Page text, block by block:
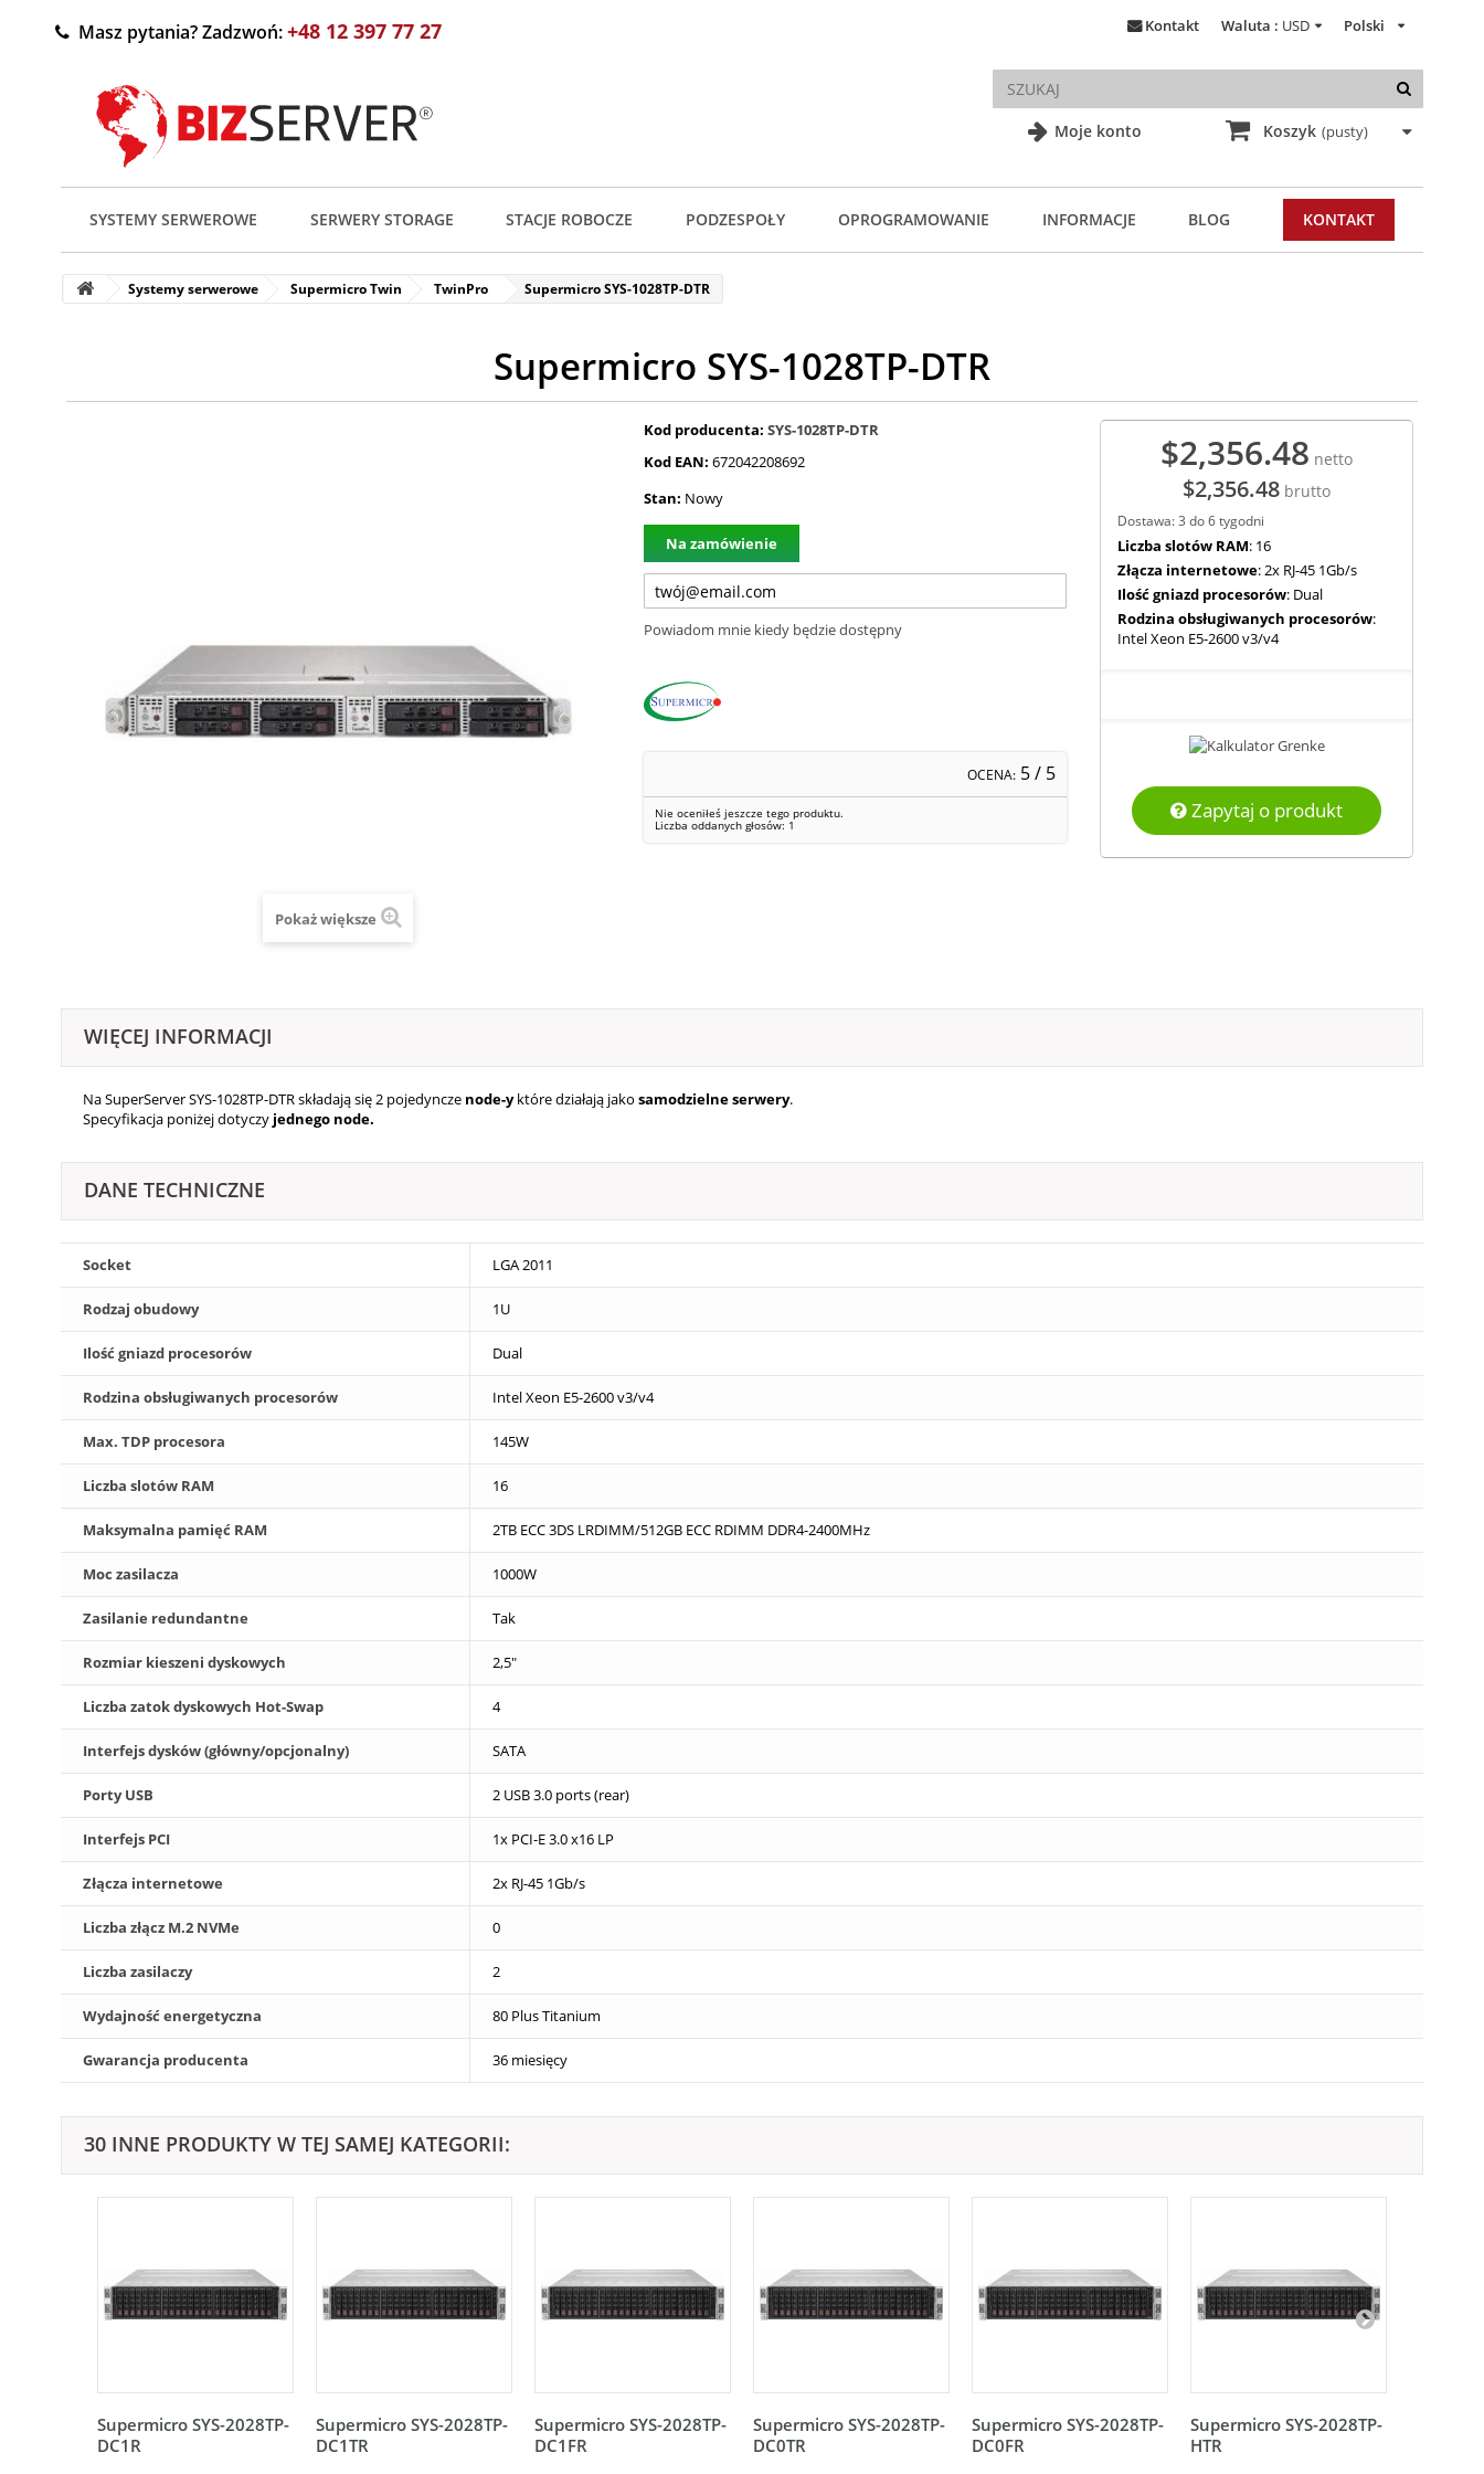
Moje konto
Polski
Waluta : USD
Kontakt
Masz pytania? Zadzwoń:+48 12 397 77 27
Koszyk (pusty)
SYSTEMY SERWEROWE SERWERY STORAGE STACJE ROBOCZE PODZESPOŁY OPROGRAMOWANIE INFORMACJE BLOG KONTAKT
Systemy serwerowe Supermicro Twin TwinPro Supermicro SYS-1028TP-DTR
Supermicro SYS-1028TP-DTR
Pokaż większe
Kod producenta: SYS-1028TP-DTR
Kod EAN: 672042208692
Stan: Nowy
Na zamówienie
Powiadom mnie kiedy będzie dostępny
OCENA: 5/ 5
Nie oceniłeś jeszcze tego produktu.
Liczba oddanych głosów: 1
$2,356.48 netto
$2,356.48 brutto
Dostawa: 3 do 6 tygodni
Liczba slotów RAM: 16
Złącza internetowe: 2x RJ-45 1Gb/s
Ilość gniazd procesorów: Dual
Rodzina obsługiwanych procesorów:
Intel Xeon E5-2600 v3/v4
Zapytaj o produkt
WIĘCEJ INFORMACJI
Na SuperServer SYS-1028TP-DTR składają się 2 pojedyncze node-yktóre działają jako samodzielne serwery.
Specyfikacja poniżej dotyczy jednego node.
DANE TECHNICZNE
Socket LGA 2011
Rodzaj obudowy 1U
Ilość gniazd procesorów Dual
Rodzina obsługiwanych procesorów Intel Xeon E5-2600 v3/v4
Max. TDP procesora 145W
Liczba slotów RAM 16
Maksymalna pamięć RAM 2TB ECC 3DS LRDIMM/512GB ECC RDIMM DDR4-2400MHz
Moc zasilacza 1000W
Zasilanie redundantne Tak
Rozmiar kieszeni dyskowych 2,5"
Liczba zatok dyskowych Hot-Swap 4
Interfejs dysków (główny/opcjonalny) SATA
Porty USB 2 USB 3.0 ports (rear)
Interfejs PCI 1x PCI-E 3.0 x16 LP
Złącza internetowe 2x RJ-45 1Gb/s
Liczba złącz M.2 NVMe 0
Liczba zasilaczy 2
Wydajność energetyczna 80 Plus Titanium
Gwarancja producenta 36 miesięcy
30 INNE PRODUKTY W TEJ SAMEJ KATEGORII:
Supermicro SYS-2028TP-
DC1R
Supermicro SYS-2028TP-
DC1TR
Supermicro SYS-2028TP-
DC1FR
Supermicro SYS-2028TP-
DC0TR
Supermicro SYS-2028TP-
DC0FR
Supermicro SYS-2028TP-
HTR